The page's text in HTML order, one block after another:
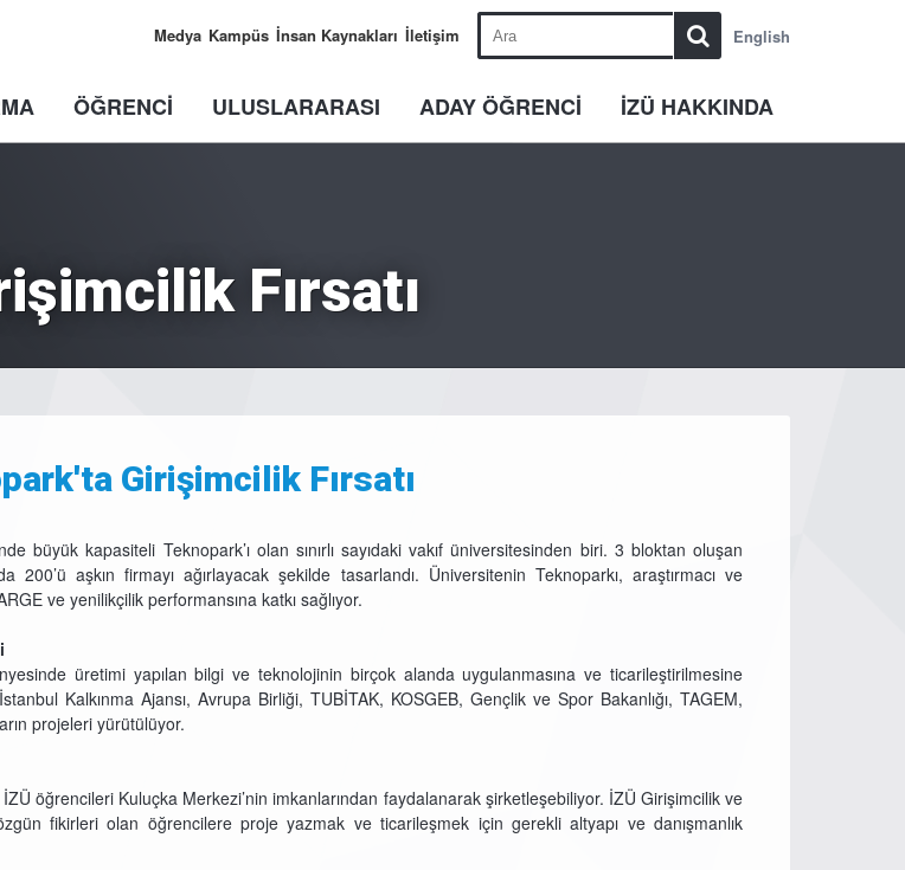
English
Medya Kampüs İnsan Kaynakları İletişim
ÖĞRENCİ ULUSLARARASI ADAY ÖĞRENCİ İZÜ HAKKINDA
Fırsatı
Girişimcilik Fırsatı
büyük kapasiteli Teknopark’ı olan sınırlı sayıdaki vakıf üniversitesinden biri. 3 bloktan oluşan
200’ü aşkın firmayı ağırlayacak şekilde tasarlandı. Üniversitenin Teknoparkı, araştırmacı ve
ve yenilikçilik performansına katkı sağlıyor.
üretimi yapılan bilgi ve teknolojinin birçok alanda uygulanmasına ve ticarileştirilmesine
Kalkınma Ajansı, Avrupa Birliği, TUBİTAK, KOSGEB, Gençlik ve Spor Bakanlığı, TAGEM,
projeleri yürütülüyor.
öğrencileri Kuluçka Merkezi’nin imkanlarından faydalanarak şirketleşebiliyor. İZÜ Girişimcilik ve
fikirleri olan öğrencilere proje yazmak ve ticarileşmek için gerekli altyapı ve danışmanlık